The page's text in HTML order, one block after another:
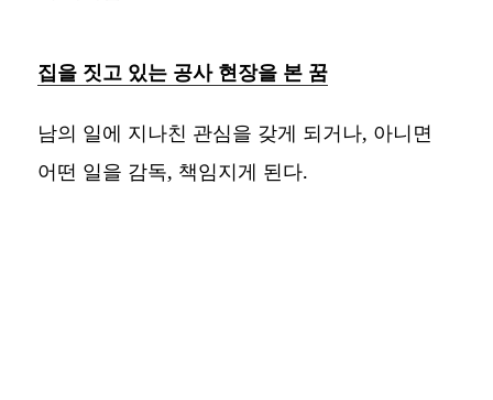
집을 짓고 있는 공사 현장을 본 꿈
남의 일에 지나친 관심을 갖게 되거나, 아니면
어떤 일을 감독, 책임지게 된다.